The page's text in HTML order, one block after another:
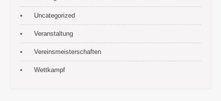
Uncategorized
Veranstaltung
Vereinsmeisterschaften
Wettkampf